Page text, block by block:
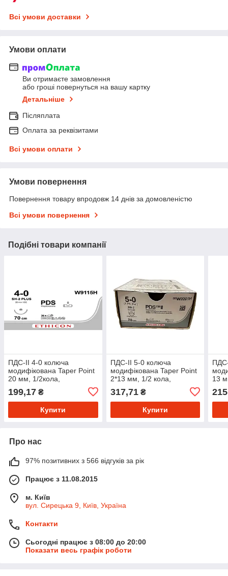
Всі умови доставки
Умови оплати
Ви отримаєте замовлення
або гроші повернуться на вашу картку
Детальніше
Післяплата
Оплата за реквізитами
Всі умови оплати
Умови повернення
Повернення товару впродовж 14 днів за домовленістю
Всі умови повернення
Подібні товари компанії
ПДС-ІІ 4-0 колюча
модифікована Taper Point
20 мм, 1/2кола,
фіолетовий 70см, 36 шт/
пак
199,17 ₴
Купити
ПДС-ІІ 5-0 колюча
модифікована Taper Point
2*13 мм, 1/2 кола,
фіолетовий 70см, 36 шт/
пак
317,71₴
Купити
13
пак
Про нас
97% позитивних з 566 відгуків за рік
Працює з 11.08.2015
м. Київ
вул. Сирецька 9, Київ, Україна
Контакти
Сьогодні працює з 08:00 до 20:00
Показати весь графік роботи